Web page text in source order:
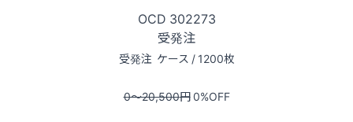
OCD 302273
受発注
受発注 ケース / 1200枚
0〜20,500円0%OFF